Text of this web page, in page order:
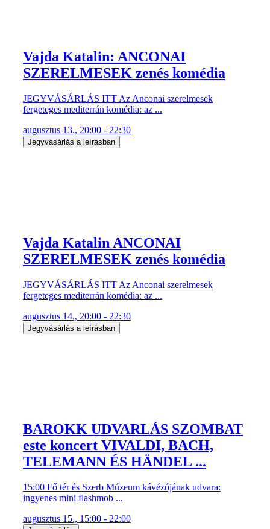
Vajda Katalin: ANCONAI
SZERELMESEK zenés komédia
JEGYVÁSÁRLÁS ITT Az Anconai szerelmesek
fergeteges mediterrán komédia: az ...
augusztus 13., 20:00 - 22:30
Jegyvásárlás a leírásban
Vajda Katalin ANCONAI
SZERELMESEK zenés komédia
JEGYVÁSÁRLÁS ITT Az Anconai szerelmesek
fergeteges mediterrán komédia: az ...
augusztus 14., 20:00 - 22:30
Jegyvásárlás a leírásban
BAROKK UDVARLÁS SZOMBAT
este koncert VIVALDI, BACH,
TELEMANN ÉS HÄNDEL ...
15:00 Fő tér és Szerb Múzeum kávézójának udvara:
ingyenes mini flashmob ...
augusztus 15., 15:00 - 22:00